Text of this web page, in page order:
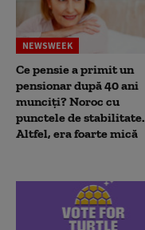
NEWSWEEK
Ce pensie a primit un
pensionar după 40 ani
munciți? Noroc cu
punctele de stabilitate.
Altfel, era foarte mică